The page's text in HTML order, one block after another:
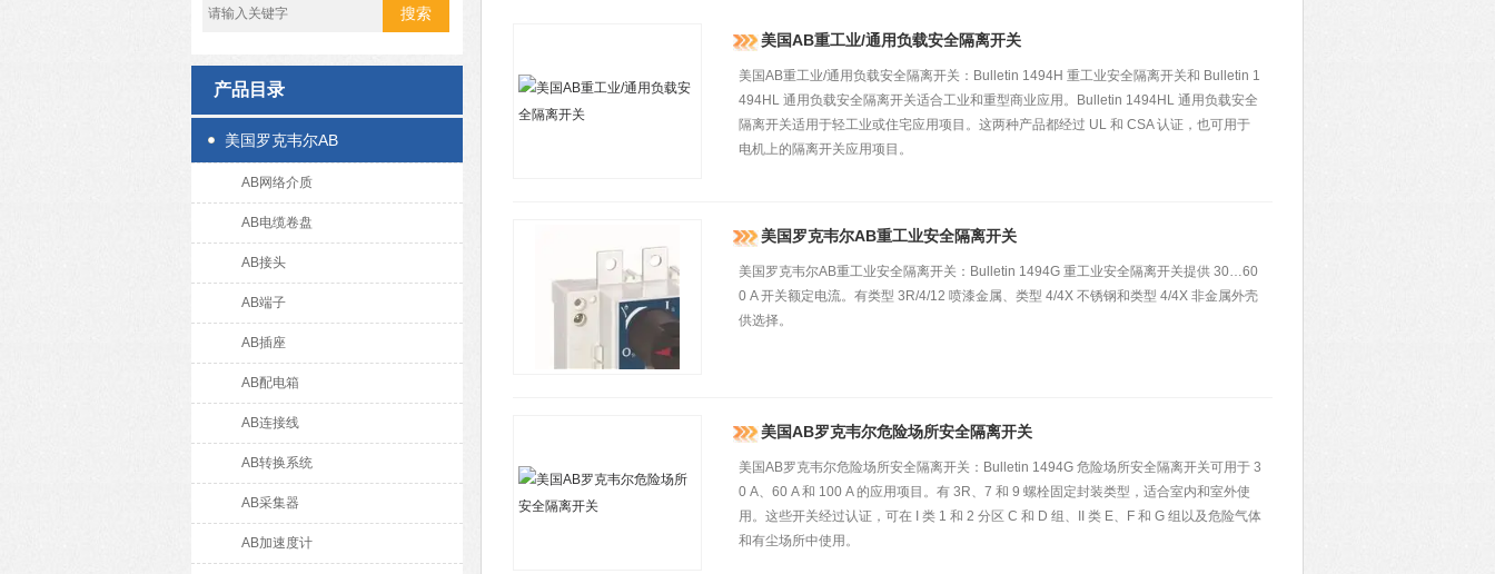
产品目录
美国罗克韦尔AB
AB网络介质
AB电缆卷盘
AB接头
AB端子
AB插座
AB配电箱
AB连接线
AB转换系统
AB采集器
AB加速度计
美国AB重工业/通用负载安全隔离开关
美国AB重工业/通用负载安全隔离开关：Bulletin 1494H 重工业安全隔离开关和 Bulletin 1
494HL 通用负载安全隔离开关适合工业和重型商业应用。Bulletin 1494HL 通用负载安全
隔离开关适用于轻工业或住宅应用项目。这两种产品都经过 UL 和 CSA 认证，也可用于
电机上的隔离开关应用项目。
美国罗克韦尔AB重工业安全隔离开关
美国罗克韦尔AB重工业安全隔离开关：Bulletin 1494G 重工业安全隔离开关提供 30…60
0 A 开关额定电流。有类型 3R/4/12 喷漆金属、类型 4/4X 不锈钢和类型 4/4X 非金属外壳
供选择。
美国AB罗克韦尔危险场所安全隔离开关
美国AB罗克韦尔危险场所安全隔离开关：Bulletin 1494G 危险场所安全隔离开关可用于 3
0 A、60 A 和 100 A 的应用项目。有 3R、7 和 9 螺栓固定封装类型，适合室内和室外使
用。这些开关经过认证，可在 I 类 1 和 2 分区 C 和 D 组、II 类 E、F 和 G 组以及危险气体
和有尘场所中使用。